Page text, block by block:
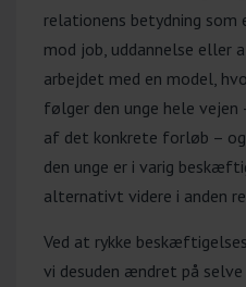
udviklet
Aarhus Kommune
hun arbejdet
på mental sundhed
fagfolk.
Læs mere om
Aarhus Kommune
relationens betydning
mod job, uddannelse eller
arbejdet med en model,
følger den unge hele
af det konkrete forløb –
den unge er i varig
alternativt videre i anden
Ved at rykke
vi desuden ændret på